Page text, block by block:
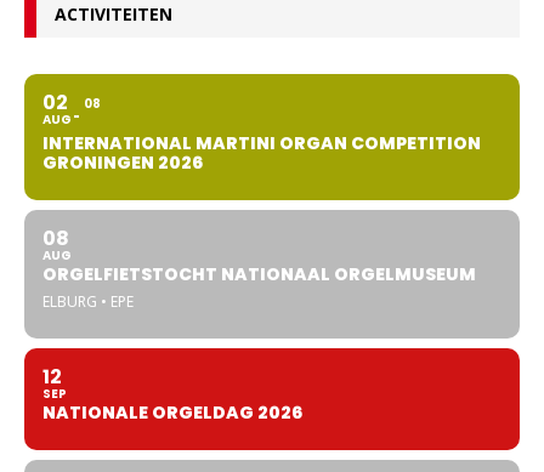
ACTIVITEITEN
02
AUG
08
INTERNATIONAL MARTINI ORGAN COMPETITION
GRONINGEN 2026
08
AUG
ORGELFIETSTOCHT NATIONAAL ORGELMUSEUM
ELBURG • EPE
12
SEP
NATIONALE ORGELDAG 2026